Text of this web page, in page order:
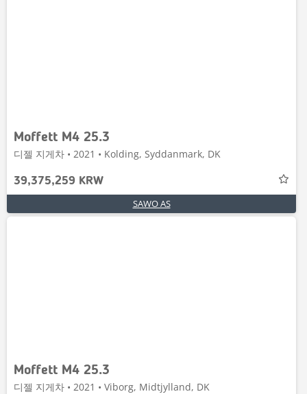
Moffett M4 25.3
디젤 지게차 • 2021 • Kolding, Syddanmark, DK
39,375,259 KRW
SAWO AS
Moffett M4 25.3
디젤 지게차 • 2021 • Viborg, Midtjylland, DK